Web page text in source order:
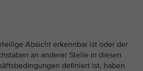
Absicht erkennbar ist oder der
an anderer Stelle in diesen
definiert ist, haben